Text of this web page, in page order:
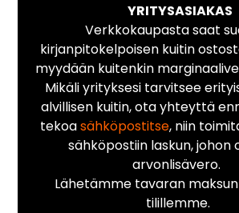
YRITYSASIAKAS
Verkkokaupasta saat
kirjanpitokelpoisen kuitin
myydään kuitenkin
Mikäli yrityksesi tarvitsee
alvillisen kuitin, ota yhteyttä
tekoasähköpostitse, niin
sähköpostiin laskun, johon
arvonlisävero.
Lähetämme tavaran
tilillemme.